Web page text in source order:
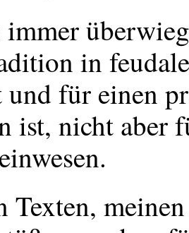
in
und für einen
ist, nicht aber